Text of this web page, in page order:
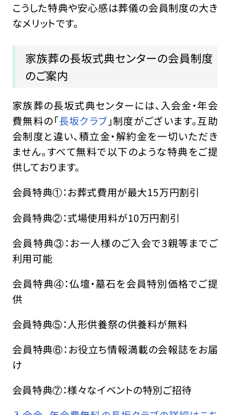
こうした特典や安心感は葬儀の会員制度の大き
なメリットです。
家族葬の長坂式典センターの会員制度
のご案内
家族葬の長坂式典センターには、入会金・年会
費無料の「長坂クラブ 」制度がございます。互助
会制度と違い、積立金・解約金を一切いただき
ません。すべて無料で以下のような特典をご提
供しております。
会員特典①：お葬式費用が最大15万円割引
会員特典②：式場使用料が10万円割引
会員特典③：お一人様のご入会で3親等までご
利用可能
会員特典④：仏壇・墓石を会員特別価格でご提
供
会員特典⑤：人形供養祭の供養料が無料
会員特典⑥：お役立ち情報満載の会報誌をお届
け
会員特典⑦：様々なイベントの特別ご招待